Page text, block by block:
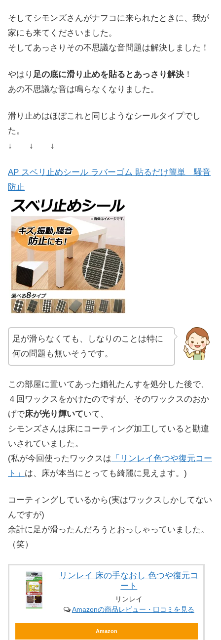
そしてシモンズさんがナフコに来られたときに、我が
家にも来てくださいました。
そしてあっさりその不思議な音問題は解決しました！
やはり 足の底に滑り止めを貼るとあっさり解決 ！
あの不思議な音は鳴らなくなりました。
滑り止めはほぼこれと同じようなシールタイプでし
た。
↓ ↓ ↓
AP スベリ止めシール ラバーゴム 貼るだけ簡単 騒音
防止
足が滑らなくても、しなりのことは特に
何の問題も無いそうです。
この部屋に置いてあった婚礼たんすを処分した後で、
４回ワックスをかけたのですが、そのワックスのおか
げで床が光り輝いていて、
シモンズさんは床にコーティング加工していると勘違
いされていました。
(私が今回使ったワックスは 「リンレイ色つや復元コー
ト」 は、床が本当にとっても綺麗に見えます。)
コーティングしているから(実はワックスしかしてない
んですが)
余計に足が滑ったんだろうとおっしゃっていました。
（笑）
リンレイ 床の手なおし 色つや復元コ
ート
リンレイ
Amazonの商品レビュー・口コミを見る
Amazon